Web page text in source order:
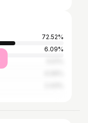
72.52%
6.09%